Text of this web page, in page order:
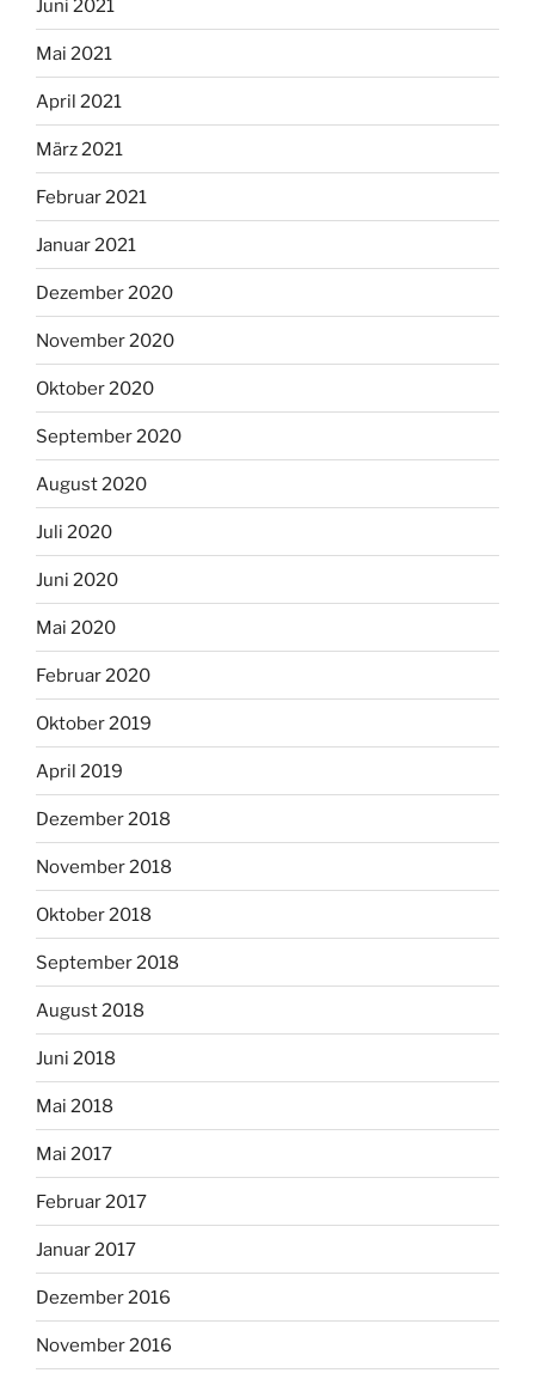
Juni 2021
Mai 2021
April 2021
März 2021
Februar 2021
Januar 2021
Dezember 2020
November 2020
Oktober 2020
September 2020
August 2020
Juli 2020
Juni 2020
Mai 2020
Februar 2020
Oktober 2019
April 2019
Dezember 2018
November 2018
Oktober 2018
September 2018
August 2018
Juni 2018
Mai 2018
Mai 2017
Februar 2017
Januar 2017
Dezember 2016
November 2016